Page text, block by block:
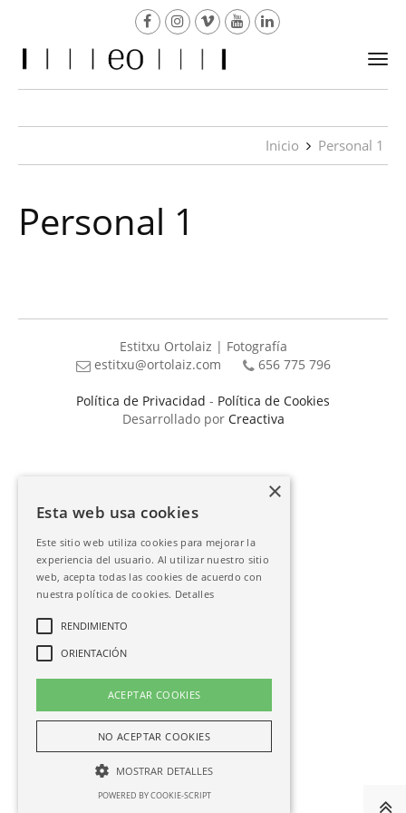
Inicio Personal 1
Personal 1
Estitxu Ortolaiz | Fotografía
estitxu@ortolaiz.com
656 775 796
Política de Privacidad - Política de Cookies
Desarrollado por Creactiva
Esta web usa cookies
Este sitio web utiliza cookies para mejorar la
experiencia del usuario. Al utilizar nuestro sitio
web, acepta todas las cookies de acuerdo con
nuestra política de cookies. Detalles
RENDIMIENTO
ORIENTACIÓN
ACEPTAR COOKIES
NO ACEPTAR COOKIES
MOSTRAR DETALLES
POWERED BY COOKIE-SCRIPT
×